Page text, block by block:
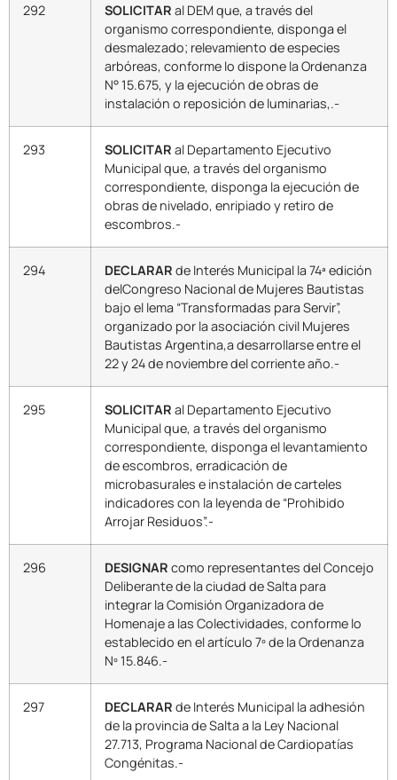
292 SOLICITAR al DEM que, a través del
organismo correspondiente, disponga el
desmalezado; relevamiento de especies
arbóreas, conforme lo dispone la Ordenanza
N° 15.675, y la ejecución de obras de
instalación o reposición de luminarias,.-
293 SOLICITAR al Departamento Ejecutivo
Municipal que, a través del organismo
correspondiente, disponga la ejecución de
obras de nivelado, enripiado y retiro de
escombros.-
294 DECLARAR de Interés Municipal la 74ª edición
delCongreso Nacional de Mujeres Bautistas
bajo el lema “Transformadas para Servir”,
organizado por la asociación civil Mujeres
Bautistas Argentina,a desarrollarse entre el
22 y 24 de noviembre del corriente año.-
295 SOLICITAR al Departamento Ejecutivo
Municipal que, a través del organismo
correspondiente, disponga el levantamiento
de escombros, erradicación de
microbasurales e instalación de carteles
indicadores con la leyenda de “Prohibido
Arrojar Residuos”.-
296 DESIGNAR como representantes del Concejo
Deliberante de la ciudad de Salta para
integrar la Comisión Organizadora de
Homenaje a las Colectividades, conforme lo
establecido en el artículo 7º de la Ordenanza
Nº 15.846.-
297 DECLARAR de Interés Municipal la adhesión
de la provincia de Salta a la Ley Nacional
27.713, Programa Nacional de Cardiopatías
Congénitas.-